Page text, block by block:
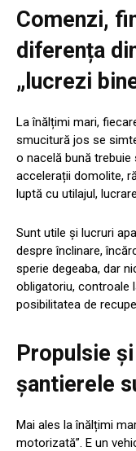
Comenzi,
diferența
„lucrezi
La înălțimi mari,
smucitură jos se
o nacelă bună
accelerații domolite,
luptă cu utilajul,
Sunt utile și lucruri
despre înclinare,
sperie degeaba, dar
obligatoriu, controale
posibilitatea de
Propulsie
șantierele
Mai ales la înălțimi
motorizată”. E un